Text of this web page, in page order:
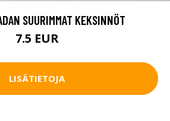
SUURIMMAT KEKSINNÖT
7.5 EUR
LISÄTIETOJA